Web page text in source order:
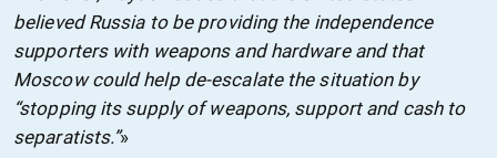
believed Russia to be providing the independence
supporters with weapons and hardware and that
Moscow could help de-escalate the situation by
“stopping its supply of weapons, support and cash to
separatists.”»